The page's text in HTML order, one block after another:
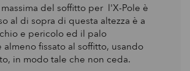
del soffitto per l'X-Pole è
al di sopra di questa altezza è a
e pericolo ed il palo
almeno fissato al soffitto, usando
in modo tale che non ceda.